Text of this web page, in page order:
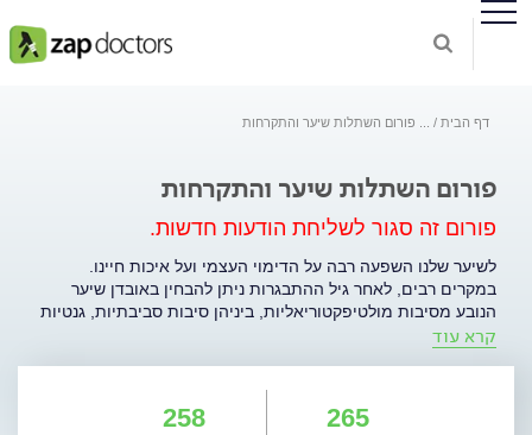
דף הבית פורום השתלות שיער והתקרחות
פורום השתלות שיער והתקרחות
פורום זה סגור לשליחת הודעות חדשות.
לשיער שלנו השפעה רבה על הדימוי העצמי ועל איכות חיינו.
במקרים רבים, לאחר גיל ההתבגרות ניתן להבחין באובדן שיער
הנובע מסיבות מולטיפקטוריאליות, ביניהן סיבות סביבתיות, גנטיות
והורמונליות. בשנים האחרונות מספר טיפולי השתלות השיער בארץ
הקשורים בתופעת ההתקרחות. .
קרא עוד
265
258